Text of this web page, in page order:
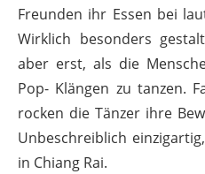
Freunden ihr Essen bei
Wirklich besonders
aber erst, als die
Pop- Klängen zu tanzen.
rocken die Tänzer ihre
Unbeschreiblich
in Chiang Rai.